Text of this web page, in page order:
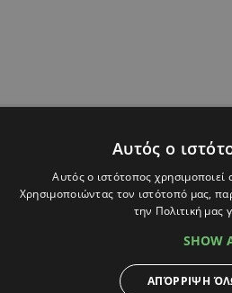
Αυτός ο
Αυτός ο ιστότοπος
Χρησιμοποιώντας τον ιστότοπό μας,
την Πολιτική μας
SHOW
ΑΠΌΡΡΙΨΗ